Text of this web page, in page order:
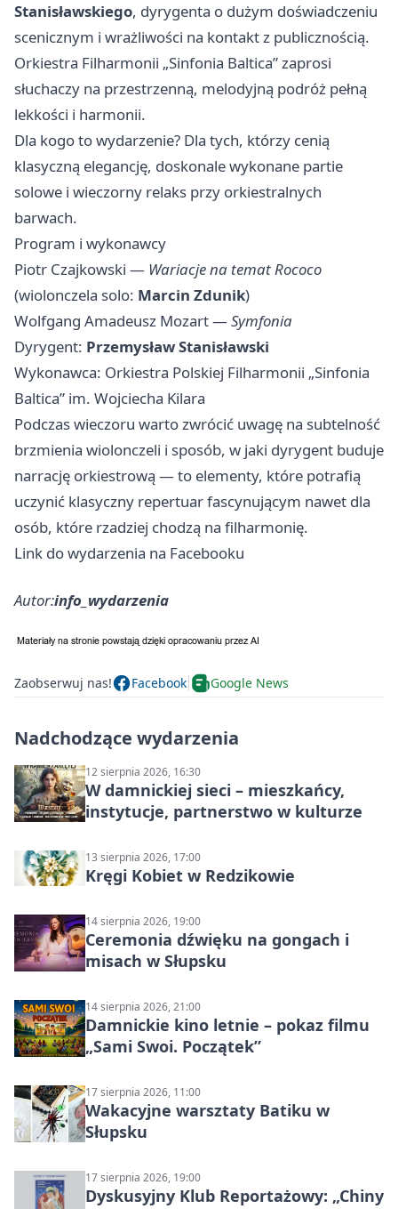
Stanisławskiego, dyrygenta o dużym doświadczeniu
scenicznym i wrażliwości na kontakt z publicznością.
Orkiestra Filharmonii „Sinfonia Baltica” zaprosi
słuchaczy na przestrzenną, melodyjną podróż pełną
lekkości i harmonii.
Dla kogo to wydarzenie? Dla tych, którzy cenią
klasyczną elegancję, doskonale wykonane partie
solowe i wieczorny relaks przy orkiestralnych
barwach.
Program i wykonawcy
Piotr Czajkowski — Wariacje na temat Rococo
(wiolonczela solo: Marcin Zdunik)
Wolfgang Amadeusz Mozart — Symfonia
Dyrygent: Przemysław Stanisławski
Wykonawca: Orkiestra Polskiej Filharmonii „Sinfonia
Baltica” im. Wojciecha Kilara
Podczas wieczoru warto zwrócić uwagę na subtelność
brzmienia wiolonczeli i sposób, w jaki dyrygent buduje
narrację orkiestrową — to elementy, które potrafią
uczynić klasyczny repertuar fascynującym nawet dla
osób, które rzadziej chodzą na filharmonię.
Link do wydarzenia na Facebooku
Autor:info_wydarzenia
Zaobserwuj nas! Facebook Google News
Nadchodzące wydarzenia
12 sierpnia 2026, 16:30
W damnickiej sieci – mieszkańcy,
instytucje, partnerstwo w kulturze
13 sierpnia 2026, 17:00
Kręgi Kobiet w Redzikowie
14 sierpnia 2026, 19:00
Ceremonia dźwięku na gongach i
misach w Słupsku
14 sierpnia 2026, 21:00
Damnickie kino letnie – pokaz filmu
„Sami Swoi. Początek”
17 sierpnia 2026, 11:00
Wakacyjne warsztaty Batiku w
Słupsku
17 sierpnia 2026, 19:00
Dyskusyjny Klub Reportażowy: „Chiny